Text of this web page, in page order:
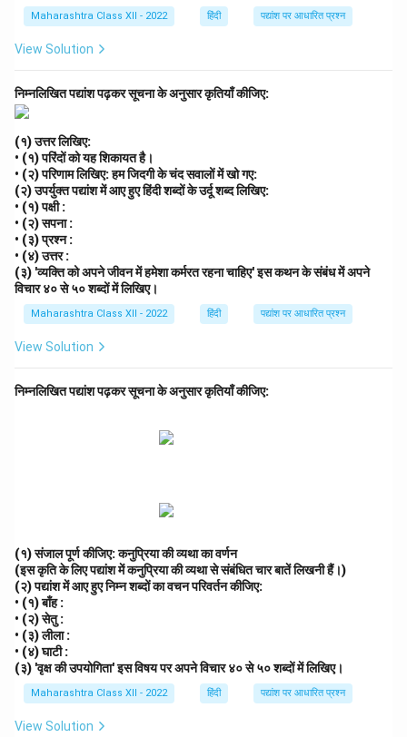
Maharashtra Class XII - 2022 हिंदी पद्यांश पर आधारित प्रश्न
View Solution
निम्नलिखित पद्यांश पढ़कर सूचना के अनुसार कृतियाँ कीजिए:
(१) उत्तर लिखिए:
• (१) परिंदों को यह शिकायत है।
• (२) परिणाम लिखिए: हम जिदगी के चंद सवालों में खो गए:
(२) उपर्युक्त पद्यांश में आए हुए हिंदी शब्दों के उर्दू शब्द लिखिए:
• (१) पक्षी :
• (२) सपना :
• (३) प्रश्न :
• (४) उत्तर :
(३) 'व्यक्ति को अपने जीवन में हमेशा कर्मरत रहना चाहिए' इस कथन के संबंध में अपने
विचार ४० से ५० शब्दों में लिखिए।
Maharashtra Class XII - 2022 हिंदी पद्यांश पर आधारित प्रश्न
View Solution
निम्नलिखित पद्यांश पढ़कर सूचना के अनुसार कृतियाँ कीजिए:
(१) संजाल पूर्ण कीजिए: कनुप्रिया की व्यथा का वर्णन
(इस कृति के लिए पद्यांश में कनुप्रिया की व्यथा से संबंधित चार बातें लिखनी हैं।)
(२) पद्यांश में आए हुए निम्न शब्दों का वचन परिवर्तन कीजिए:
• (१) बाँह :
• (२) सेतु :
• (३) लीला :
• (४) घाटी :
(३) 'वृक्ष की उपयोगिता' इस विषय पर अपने विचार ४० से ५० शब्दों में लिखिए।
Maharashtra Class XII - 2022 हिंदी पद्यांश पर आधारित प्रश्न
View Solution